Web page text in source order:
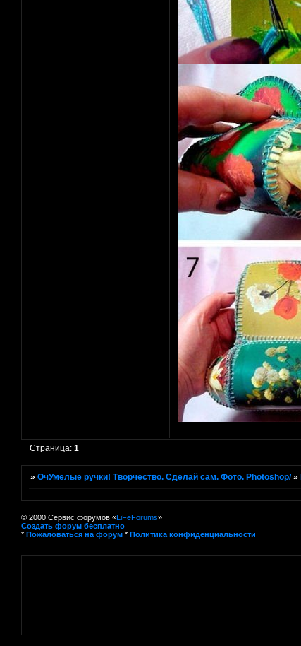
Страница:1
»ОчУмелые ручки! Творчество. Сделай сам. Фото. Photoshop/ »
© 2000 Сервис форумов «LiFeForums»
Создать форум бесплатно
* Пожаловаться на форум * Политика конфиденциальности